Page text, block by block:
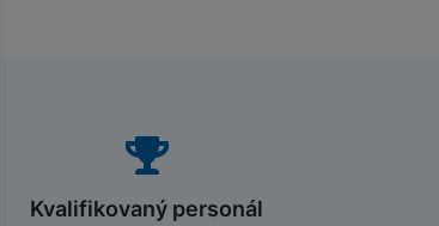
Kvalifikovaný personál